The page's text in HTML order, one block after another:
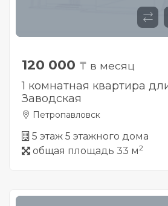
120 000 ₸ в месяц
1 комнатная квартира
Заводская
Петропавловск
5 этаж 5 этажного дома
общая площадь 33 м2